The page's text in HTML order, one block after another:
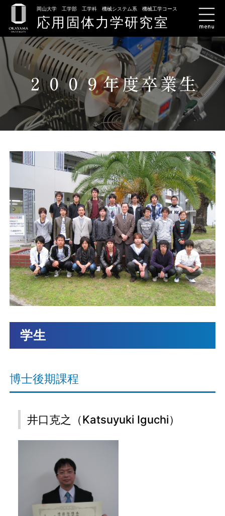
岡山大学 工学部 工学科 機械システム系 機械工学コース
応用固体力学研究室
２００９年度卒業生
学生
博士後期課程
井口克之（Katsuyuki Iguchi）